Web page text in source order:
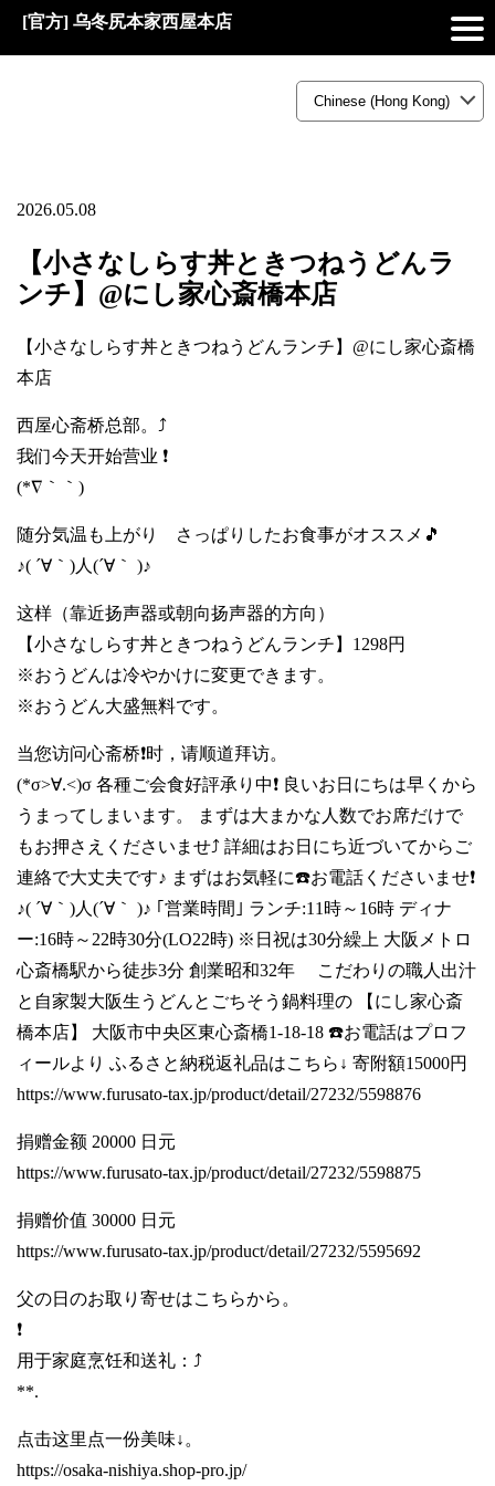
[官方] 乌冬尻本家西屋本店
2026.05.08
【小さなしらす丼ときつねうどんラ
ンチ】@にし家心斎橋本店
【小さなしらす丼ときつねうどんランチ】@にし家心斎橋
本店
西屋心斋桥总部。⤴️
我们今天开始营业 ❗
(*∇｀｀)
随分気温も上がり さっぱりしたお食事がオススメ🎵
♪( ´∀｀)人(´∀｀ )♪
这样（靠近扬声器或朝向扬声器的方向）
【小さなしらす丼ときつねうどんランチ】1298円
※おうどんは冷やかけに変更できます。
※おうどん大盛無料です。
当您访问心斋桥❗时，请顺道拜访。
(*σ>∀.<)σ 各種ご会食好評承り中❗ 良いお日にちは早くから
うまってしまいます。 まずは大まかな人数でお席だけで
もお押さえくださいませ⤴️ 詳細はお日にち近づいてからご
連絡で大丈夫です♪ まずはお気軽に☎️お電話くださいませ❗
♪( ´∀｀)人(´∀｀ )♪ ｢営業時間｣ ランチ:11時～16時 ディナ
ー:16時～22時30分(LO22時) ※日祝は30分繰上 大阪メトロ
心斎橋駅から徒歩3分 創業昭和32年 こだわりの職人出汁
と自家製大阪生うどんとごちそう鍋料理の 【にし家心斎
橋本店】 大阪市中央区東心斎橋1-18-18 ☎️お電話はプロフ
ィールより ふるさと納税返礼品はこちら↓ 寄附額15000円
https://www.furusato-tax.jp/product/detail/27232/5598876
捐赠金额 20000 日元
https://www.furusato-tax.jp/product/detail/27232/5598875
捐赠价值 30000 日元
https://www.furusato-tax.jp/product/detail/27232/5595692
父の日のお取り寄せはこちらから。
❗️
用于家庭烹饪和送礼：⤴️
**.
点击这里点一份美味↓。
https://osaka-nishiya.shop-pro.jp/